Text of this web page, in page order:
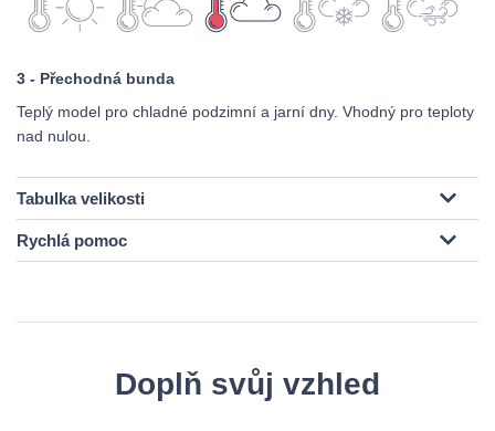
3 - Přechodná bunda
Teplý model pro chladné podzimní a jarní dny. Vhodný pro teploty
nad nulou.
Tabulka velikosti
Rychlá pomoc
Doplň svůj vzhled